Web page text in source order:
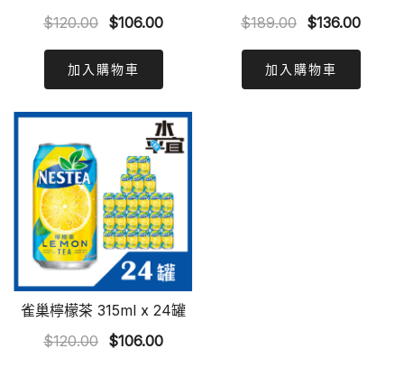
$120.00 Original
was:
$120.00.
$106.00Current
$106.00.
加入購物車
$189.00 Original
was:
$189.00.
$136.00
加入購物車
雀巢檸檬茶 315ml x 24罐
$120.00 Original
$106.00Current